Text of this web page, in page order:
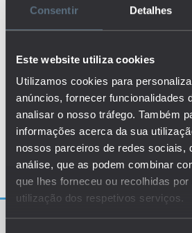
Consentir Detalhes
Este website utiliza cookies
Utilizamos cookies para
anúncios, fornecer funcionalidades
analisar o nosso tráfego. Também
informações acerca da sua
nossos parceiros de redes sociais,
análise, que as podem combinar
que lhes forneceu ou recolhidas
utilização dos respetivos serviços.
GERAL RELATÓRIO POR LOCAL